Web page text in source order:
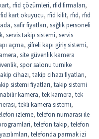
, rfid çözümleri, rfid firmaları,
kart okuyucu, rfid kilit, rfıd, rfıd
, safir fiyatları, sağlık personeli
, servis takip sistemi, servis
açma, şifreli kapı giriş sistemi,
, site güvenlik kamera
, spor salonu turnike
cihazı, takip cihazı fiyatları,
sistemi fiyatları, takip sistemi
kamera, tek kamera, tek
, tekli kamera sistemi,
izleme, telefon numarası ile
, telefon takip, telefon
, telefonda parmak izi